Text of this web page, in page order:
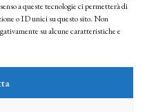
a queste tecnologie ci permetterà di
o ID unici su questo sito. Non
su alcune caratteristiche e
informazioni saranno trattate
dell’Istituto Matteucci